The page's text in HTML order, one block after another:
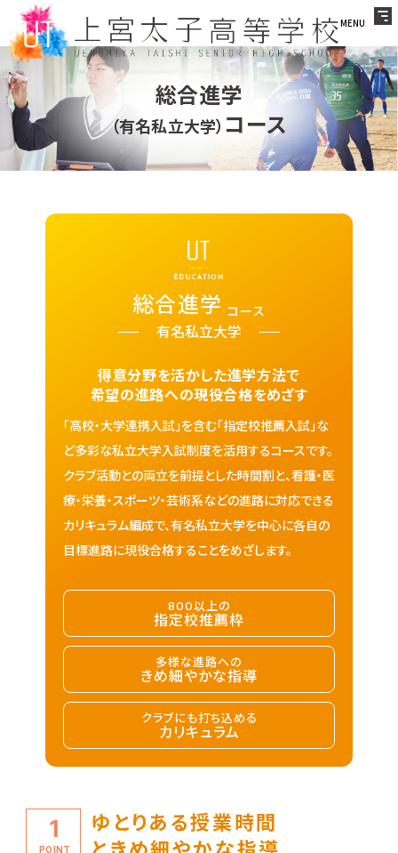
MENU
総合進学
（有名私立大学） コース
総合進学
有名私立大学
得意分野を活かした進学方法で
希望の進路への現役合格をめざす
「高校・大学連携入試」を含む「指定校推薦入試」な
ど多彩な私立大学入試制度を活用するコースです。
クラブ活動との両立を前提とした時間割と、看護・医
療・栄養・スポーツ・芸術系などの進路に対応できる
カリキュラム編成で、有名私立大学を中心に各自の
目標進路に現役合格することをめざします。
800以上の
指定校推薦枠
多様な進路への
きめ細やかな指導
クラブにも打ち込める
カリキュラム
1
POINT
ゆとりある授業時間